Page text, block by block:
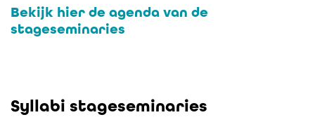
Bekijk hier de agenda van de
stageseminaries
Syllabi stageseminaries